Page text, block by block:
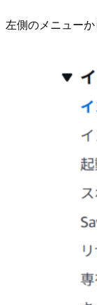
左側のメニュー